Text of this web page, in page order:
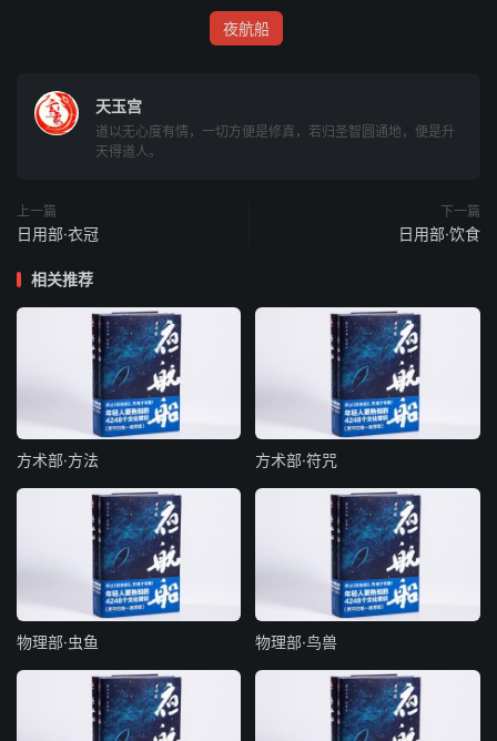
炀帝诏牛弘等始别服色，三、四品紫，五味朱，六品以下
绿，胥吏青，庶人白，商皂。本秦始皇以紫、绯、绿三等服
僧衣
以僧衣多黑，始行师忌僧。
即古鱼符，刻鱼，盛之以袋，而饰金银玉。三代为等袋，用
韦。唐高祖始制鱼袋，饰金银。武后改制龟，盖为别；后复
为鱼，加用铜；宋仁宗加用玉。唐玄宗敕品卑者借绯及鱼
笏
成汤始制笏，书教令以备忽忘。武王诛纣，太公解剑带，笏
始制为等。周制诸侯用象笏。晋、宋以来，惟八座用笏，余
执手板。周武帝始百官皆执笏朝参，以笏为礼。汉高祖制手
板如笏，魏武帝制露板（奏事木简）。
带绶
黄帝制衣带（用革反插垂头），秦二世名腰带。唐高宗始制
金、玉、犀、银、鍮、鉐、铜、铁等差。
夜航船
天玉宫
道以无心度有情，一切方便是修真，若归圣智圆通地，便是升
天得道人。
上一篇
日用部·衣冠
下一篇
日用部·饮食
相关推荐
方术部·方法 方术部·符咒
物理部·虫鱼 物理部·鸟兽